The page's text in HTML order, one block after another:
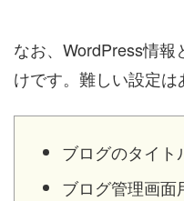
なお、WordPress情
けです。難しい設定は
ブログのタイト
ブログ管理画面